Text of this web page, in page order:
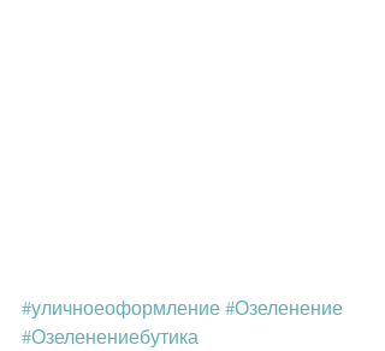
#уличноеоформление #Озеленение
#Озеленениебутика